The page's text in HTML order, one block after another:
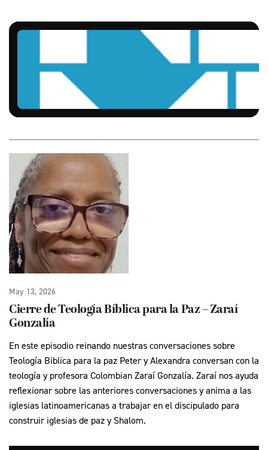
May 13, 2026
Cierre de Teología Bíblica para la Paz – Zaraí
Gonzalía
En este episodio reinando nuestras conversaciones sobre
Teología Biblica para la paz Peter y Alexandra conversan con la
teología y profesora Colombian Zaraí Gonzalía. Zaraí nos ayuda
reflexionar sobre las anteriores conversaciones y anima a las
iglesias latinoamericanas a trabajar en el discipulado para
construir iglesias de paz y Shalom.